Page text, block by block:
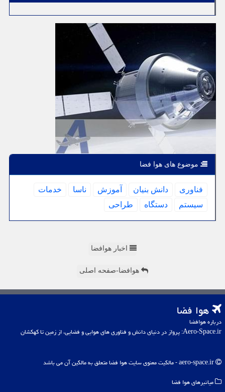
موضوع های هوا فضا
فناوری دانش بنیان آموزش ناسا
خدمات
سیستم
دستگاه طراحی
اخبار هوافضا
هوافضا-صفحه اصلی
هوا فضا
درباره هوافضا
Aero-Space.ir: پرواز در دنیای دانش و فناوری های هوایی و فضایی، از زمین تا کهکشان
میانبرهای هوا فضا